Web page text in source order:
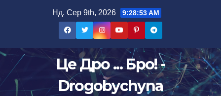
Нд. Сер 9th, 2026 9:28:54 AM
Це Дро ... Бро! -
Drogobychyna